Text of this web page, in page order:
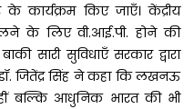
के कार्यक्रम किए जाएँ। केंद्रीय
के लिए वी.आई.पी. होने की
सारी सुविधाएँ सरकार द्वारा
डॉ. जितेंद्र सिंह ने कहा कि लखनऊ
बल्कि आधुनिक भारत की भी